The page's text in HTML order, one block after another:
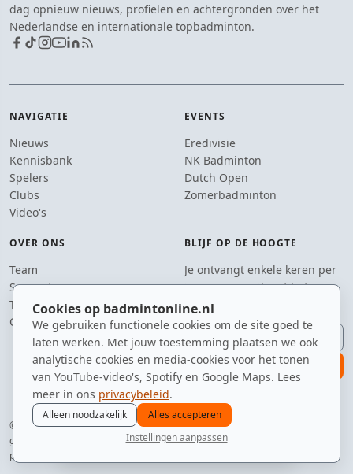
Cookies op badmintonline.nl
We gebruiken functionele cookies om de site goed te
laten werken. Met jouw toestemming plaatsen we ook
analytische cookies en media-cookies voor het tonen
van YouTube-video's, Spotify en Google Maps. Lees
meer in ons privacybeleid.
Alleen noodzakelijk
Alles accepteren
Instellingen aanpassen
dag opnieuw nieuws, profielen en achtergronden over het
Nederlandse en internationale topbadminton.
NAVIGATIE
Nieuws
Kennisbank
Spelers
Clubs
Video's
EVENTS
Eredivisie
NK Badminton
Dutch Open
Zomerbadminton
OVER ONS
Team
Supporters
Tip de redactie
Contact
BLIJF OP DE HOOGTE
Je ontvangt enkele keren per
jaar een e-mail met het
laatste badmintonnieuws.
E-mailadres
aanmelden
© 2010–2026 badmintonline.nl · getest op snelheid, precisie en een beetje
geluk
privacy
spelers ranglijst zomer